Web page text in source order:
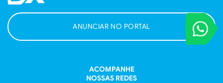
VOCÊ
Entre em
ANUNCIAR NO PORTAL
ACOMPANHE
NOSSAS REDES